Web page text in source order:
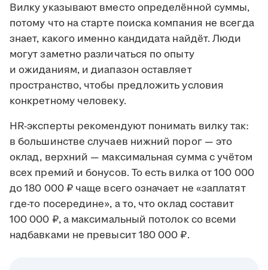
Вилку указывают вместо определённой суммы,
потому что на старте поиска компания не всегда
знает, какого именно кандидата найдёт. Люди
могут заметно различаться по опыту
и ожиданиям, и диапазон оставляет
пространство, чтобы предложить условия
конкретному человеку.
HR-эксперты рекомендуют понимать вилку так:
в большинстве случаев нижний порог — это
оклад, верхний — максимальная сумма с учётом
всех премий и бонусов. То есть вилка от 100 000
до 180 000 ₽ чаще всего означает не «заплатят
где-то посередине», а то, что оклад составит
100 000 ₽, а максимальный потолок со всеми
надбавками не превысит 180 000 ₽.